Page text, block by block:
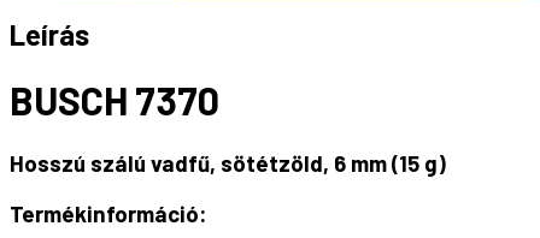
mennyiség
Leírás
BUSCH 7370
Hosszú szálú vadfű, sötétzöld, 6 mm (15 g)
Termékinformáció: